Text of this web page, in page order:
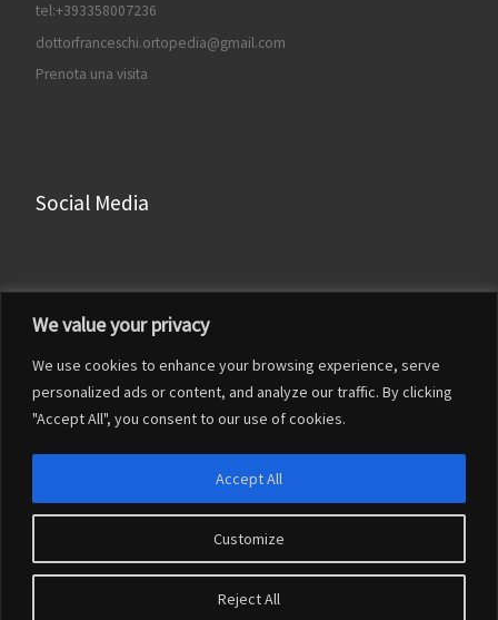
We value your privacy
We use cookies to enhance your browsing experience, serve
personalized ads or content, and analyze our traffic. By clicking
"Accept All", you consent to our use of cookies.
Customize
Reject All
Accept All
tel:+393358007236
dottorfranceschi.ortopedia@gmail.com
Prenota una visita
Social Media
Facebook
LinkedIn
Francesco Franceschi– Tutti i diritti riservati